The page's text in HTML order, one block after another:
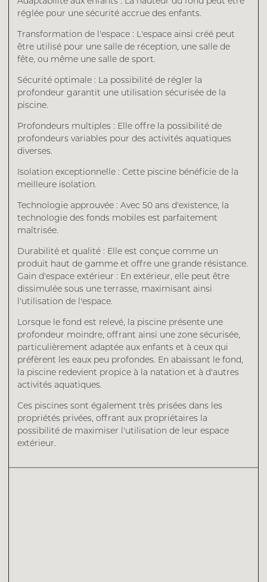
réglée pour une sécurité accrue des enfants.
Transformation de l'espace : L'espace ainsi créé peut
être utilisé pour une salle de réception, une salle de
fête, ou même une salle de sport.
Sécurité optimale : La possibilité de régler la
profondeur garantit une utilisation sécurisée de la
piscine.
Profondeurs multiples : Elle offre la possibilité de
profondeurs variables pour des activités aquatiques
diverses.
Isolation exceptionnelle : Cette piscine bénéficie de la
meilleure isolation.
Technologie approuvée : Avec 50 ans d'existence, la
technologie des fonds mobiles est parfaitement
maîtrisée.
Durabilité et qualité : Elle est conçue comme un
produit haut de gamme et offre une grande résistance.
Gain d'espace extérieur : En extérieur, elle peut être
dissimulée sous une terrasse, maximisant ainsi
l'utilisation de l'espace.
Lorsque le fond est relevé, la piscine présente une
profondeur moindre, offrant ainsi une zone sécurisée,
particulièrement adaptée aux enfants et à ceux qui
préfèrent les eaux peu profondes. En abaissant le fond,
la piscine redevient propice à la natation et à d'autres
activités aquatiques.
Ces piscines sont également très prisées dans les
propriétés privées, offrant aux propriétaires la
possibilité de maximiser l'utilisation de leur espace
extérieur.